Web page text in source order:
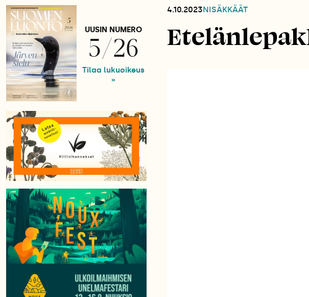
UUSIN NUMERO
5/26
Tilaa lukuoikeus
»
4.10.2023NISÄKKÄÄT